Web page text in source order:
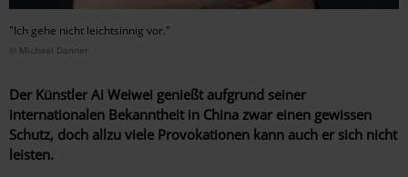
"Ich gehe nicht leichtsinnig vor."
© Michael Danner
Der Künstler Ai Weiwei genießt aufgrund seiner
internationalen Bekanntheit in China zwar einen gewissen
Schutz, doch allzu viele Provokationen kann auch er sich nicht
leisten.